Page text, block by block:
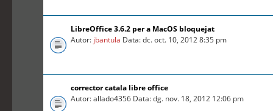
LibreOffice 3.6.2 per a MacOS bloquejat
Autor: jbantula Data: dc. oct. 10, 2012 8:35 pm
corrector catala libre office
Autor: allado4356 Data: dg. nov. 18, 2012 12:06 pm